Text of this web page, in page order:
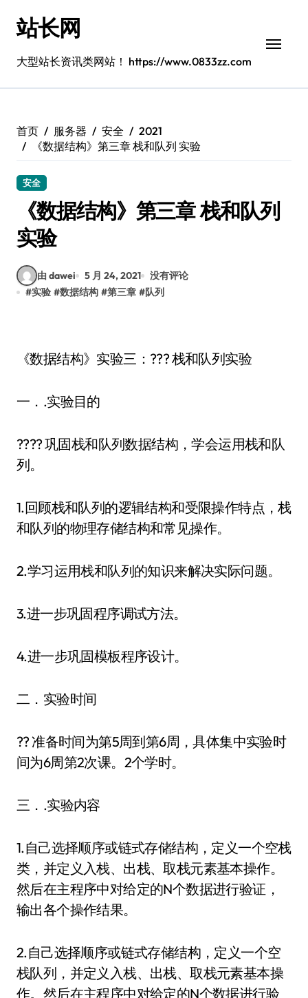
站长网
大型站长资讯类网站！ https://www.0833zz.com
首页 服务器 安全
2021
《数据结构》第三章 栈和队列 实验
安全
《数据结构》第三章 栈和队列
实验
由 dawei 5 月 24, 2021
没有评论
#实验 #数据结构 #第三章 #队列
《数据结构》实验三：??? 栈和队列实验
一．.实验目的
???? 巩固栈和队列数据结构，学会运用栈和队
列。
1.回顾栈和队列的逻辑结构和受限操作特点，栈
和队列的物理存储结构和常见操作。
2.学习运用栈和队列的知识来解决实际问题。
3.进一步巩固程序调试方法。
4.进一步巩固模板程序设计。
二．实验时间
?? 准备时间为第5周到第6周，具体集中实验时
间为6周第2次课。2个学时。
三．.实验内容
1.自己选择顺序或链式存储结构，定义一个空栈
类，并定义入栈、出栈、取栈元素基本操作。
然后在主程序中对给定的N个数据进行验证，
输出各个操作结果。
2.自己选择顺序或链式存储结构，定义一个空
栈队列，并定义入栈、出栈、取栈元素基本操
作。然后在主程序中对给定的N个数据进行验